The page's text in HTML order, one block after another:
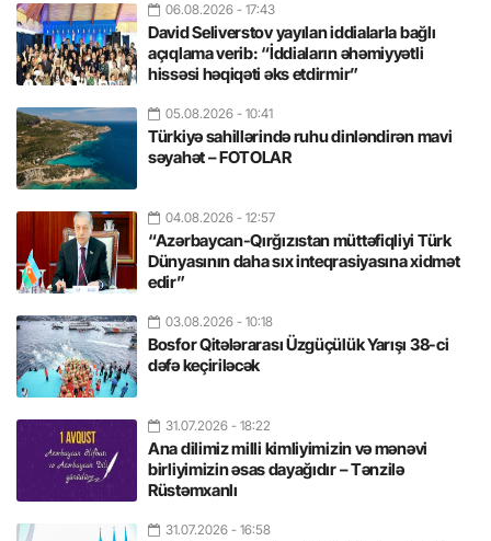
06.08.2026 - 17:43
David Seliverstov yayılan iddialarla bağlı
açıqlama verib: “İddiaların əhəmiyyətli
hissəsi həqiqəti əks etdirmir”
05.08.2026 - 10:41
Türkiyə sahillərində ruhu dinləndirən mavi
səyahət – FOTOLAR
04.08.2026 - 12:57
“Azərbaycan-Qırğızıstan müttəfiqliyi Türk
Dünyasının daha sıx inteqrasiyasına xidmət
edir”
03.08.2026 - 10:18
Bosfor Qitələrarası Üzgüçülük Yarışı 38-ci
dəfə keçiriləcək
31.07.2026 - 18:22
Ana dilimiz milli kimliyimizin və mənəvi
birliyimizin əsas dayağıdır – Tənzilə
Rüstəmxanlı
31.07.2026 - 16:58